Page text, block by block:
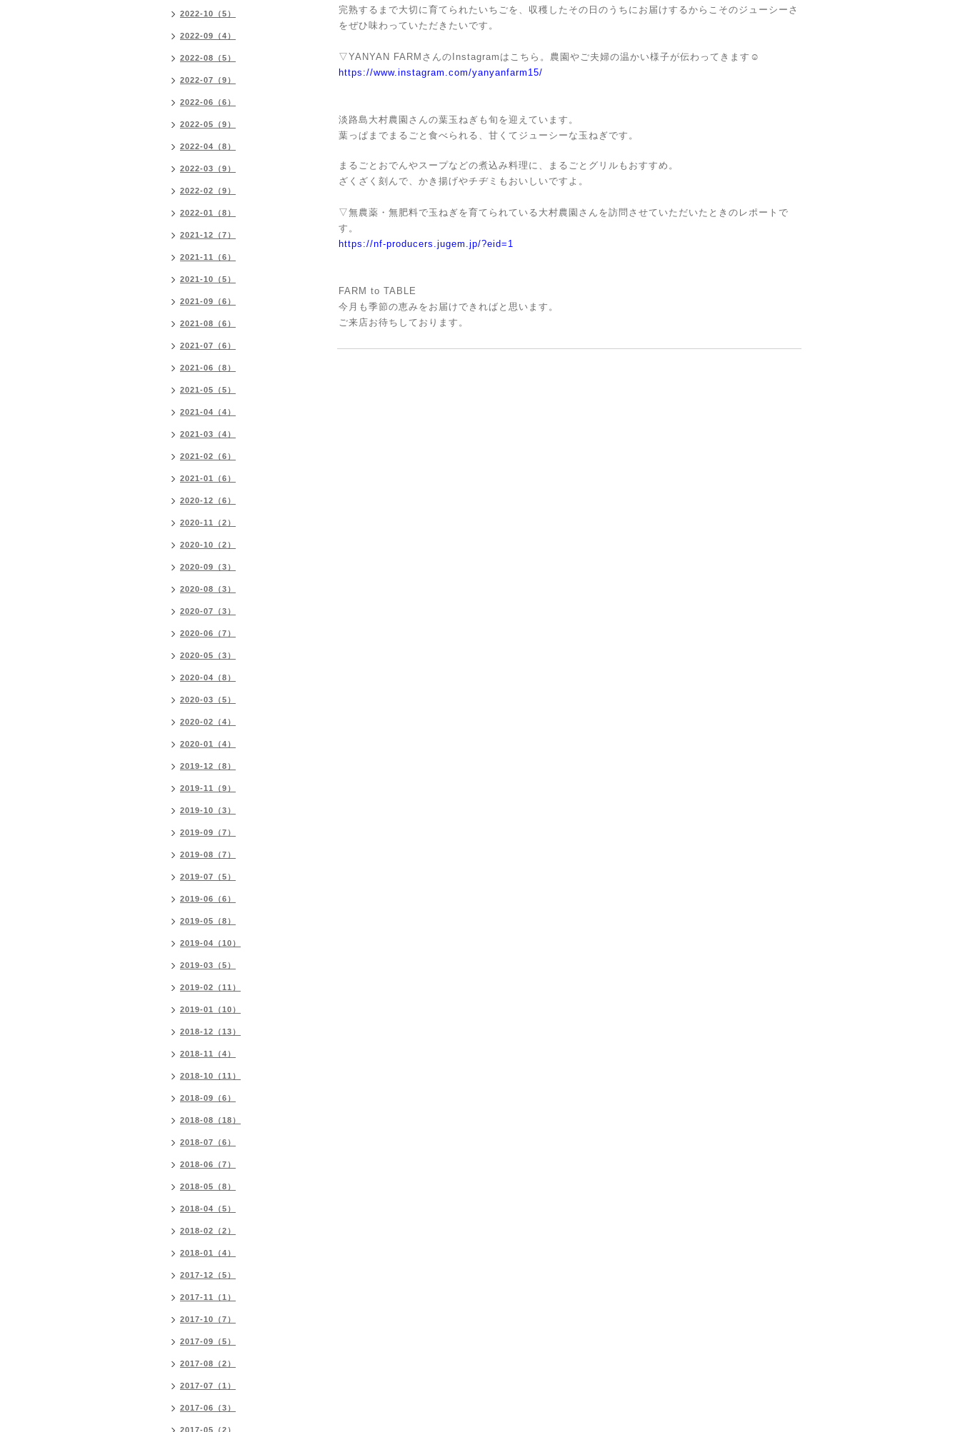
完熟するまで大切に育てられたいちごを、収穫したその日のうちにお届けするからこそのジューシーさ
をぜひ味わっていただきたいです。
▽YANYAN FARMさんのInstagramはこちら。農園やご夫婦の温かい様子が伝わってきます☺
https://www.instagram.com/yanyanfarm15/
淡路島大村農園さんの葉玉ねぎも旬を迎えています。
葉っぱまでまるごと食べられる、甘くてジューシーな玉ねぎです。
まるごとおでんやスープなどの煮込み料理に、まるごとグリルもおすすめ。
ざくざく刻んで、かき揚げやチヂミもおいしいですよ。
▽無農薬・無肥料で玉ねぎを育てられている大村農園さんを訪問させていただいたときのレポートで
す。
https://nf-producers.jugem.jp/?eid=1
FARM to TABLE
今月も季節の恵みをお届けできればと思います。
ご来店お待ちしております。
2022-10（5）
2022-09（4）
2022-08（5）
2022-07（9）
2022-06（6）
2022-05（9）
2022-04（8）
2022-03（9）
2022-02（9）
2022-01（8）
2021-12（7）
2021-11（6）
2021-10（5）
2021-09（6）
2021-08（6）
2021-07（6）
2021-06（8）
2021-05（5）
2021-04（4）
2021-03（4）
2021-02（6）
2021-01（6）
2020-12（6）
2020-11（2）
2020-10（2）
2020-09（3）
2020-08（3）
2020-07（3）
2020-06（7）
2020-05（3）
2020-04（8）
2020-03（5）
2020-02（4）
2020-01（4）
2019-12（8）
2019-11（9）
2019-10（3）
2019-09（7）
2019-08（7）
2019-07（5）
2019-06（6）
2019-05（8）
2019-04（10）
2019-03（5）
2019-02（11）
2019-01（10）
2018-12（13）
2018-11（4）
2018-10（11）
2018-09（6）
2018-08（18）
2018-07（6）
2018-06（7）
2018-05（8）
2018-04（5）
2018-02（2）
2018-01（4）
2017-12（5）
2017-11（1）
2017-10（7）
2017-09（5）
2017-08（2）
2017-07（1）
2017-06（3）
2017-05（2）